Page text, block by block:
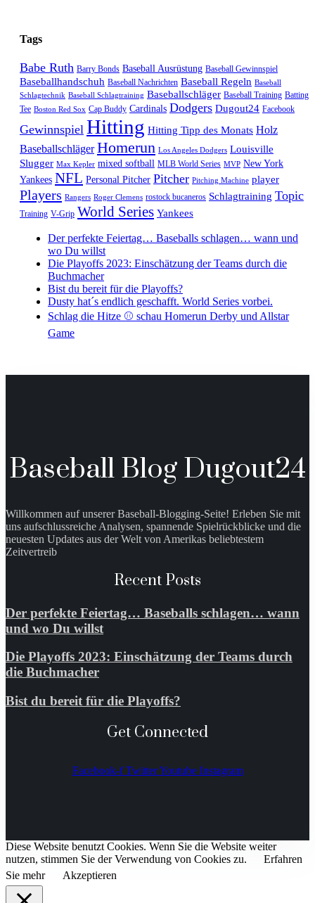
Tags
Babe Ruth Barry Bonds Baseball Ausrüstung Baseball Gewinnspiel
Baseballhandschuh Baseball Nachrichten Baseball Regeln Baseball
Schlagtechnik Baseball Schlagtraining Baseballschläger Baseball Training Batting
Tee Boston Red Sox Cap Buddy Cardinals Dodgers Dugout24 Facebook
Gewinnspiel Hitting Hitting Tipp des Monats Holz
Baseballschläger Homerun Los Angeles Dodgers Louisville
Slugger Max Kepler mixed softball MLB World Series MVP New York
Yankees NFL Personal Pitcher Pitcher Pitching Machine player
Players Rangers Roger Clemens rostock bucaneros Schlagtraining Topic
Training V-Grip World Series Yankees
Der perfekte Feiertag… Baseballs schlagen… wann und
wo Du willst
Die Playoffs 2023: Einschätzung der Teams durch die
Buchmacher
Bist du bereit für die Playoffs?
Dusty hat´s endlich geschafft. World Series vorbei.
Schlag die Hitze ⚾️ schau Homerun Derby und Allstar
Game
Baseball Blog Dugout24
Willkommen auf unserer Baseball-Blogging-Seite! Erleben Sie mit
uns aufschlussreiche Analysen, spannende Spielrückblicke und die
neuesten Updates aus der Welt von Amerikas beliebtestem
Zeitvertreib
Recent Posts
Der perfekte Feiertag… Baseballs schlagen… wann
und wo Du willst
Die Playoffs 2023: Einschätzung der Teams durch
die Buchmacher
Bist du bereit für die Playoffs?
Get Connected
Facebook-f Twitter Youtube Instagram
Diese Website benutzt Cookies. Wenn Sie die Website weiter
nutzen, stimmen Sie der Verwendung von Cookies zu.
Erfahren
Sie mehr
Akzeptieren